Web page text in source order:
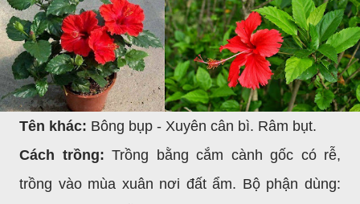
Tên khác: Bông bụp - Xuyên cân bì. Râm bụt.
Cách trồng: Trồng bằng cắm cành gốc có rễ,
trồng vào mùa xuân nơi đất ẩm. Bộ phận dùng: